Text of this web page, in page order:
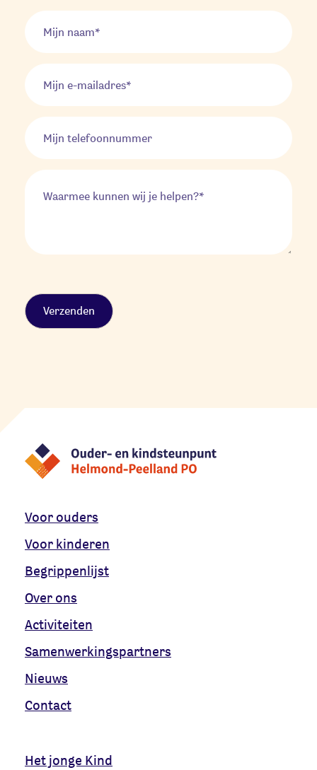
Voor ouders
Voor kinderen
Begrippenlijst
Over ons
Activiteiten
Samenwerkingspartners
Nieuws
Contact
Het jonge Kind